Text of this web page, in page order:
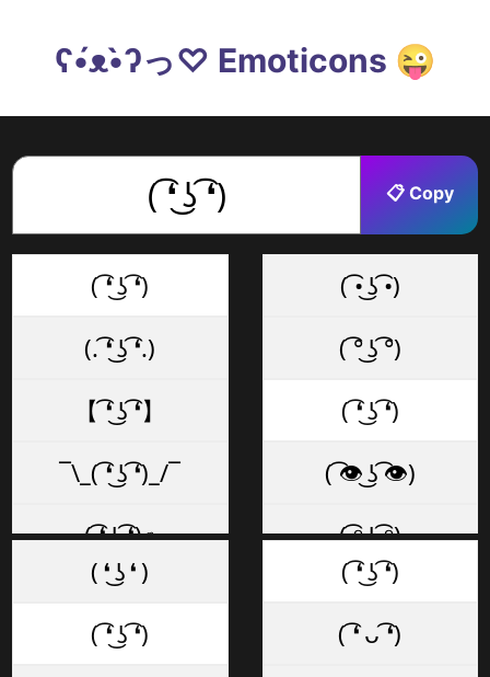
ʕ•́ᴥ•̀ʔっ♡ Emoticons 😜
📋 Copy
( ͡❛ ͜ʖ ͡❛)
(. ͡❛ ͜ʖ ͡❛.)
【 ͡❛ ͜ʖ ͡❛】
¯\_( ͡❛ ͜ʖ ͡❛)_/¯
( ͡❛ ͜ʖ ͡❛)✊
( ͡❛ ͜ʖ ͡❛)✌
( ͡❛ ͜ʖ ͡❛)👌
( ͡• ͜ʖ ͡•)
( ͡° ͜ʖ ͡°)
( ͡❛ ͜ʖ ͡❛)
( ͡👁️ ͜ʖ ͡👁️)
( ͡ᵔ ͜ʖ ͡ᵔ)
( ͡~ ͜ʖ ͡°)
( ❛ ͜ʖ ❛ )
( ͡❛ ͜ʖ ͡❛)
( ͡❛ ͜ʖ ͡❛)
( ͡❛ ᴗ ͡❛)